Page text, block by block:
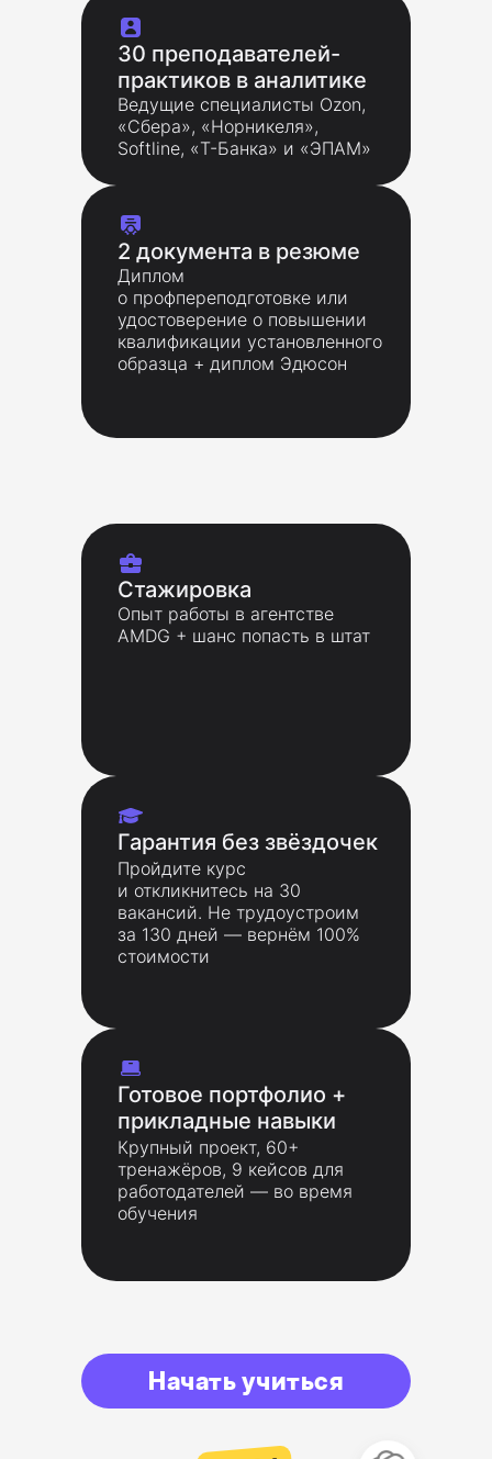
Начать учиться
30 преподавателей-
практиков в аналитике
Ведущие специалисты Ozon,
«Сбера», «Норникеля»,
Softline, «Т-Банка» и «ЭПАМ»
2 документа в резюме
Диплом
о профпереподготовке или
удостоверение о повышении
квалификации установленного
образца + диплом Эдюсон
Стажировка
Опыт работы в агентстве
AMDG + шанс попасть в штат
Гарантия без звёздочек
Пройдите курс
и откликнитесь на 30
вакансий. Не трудоустроим
за 130 дней — вернём 100%
стоимости
Готовое портфолио +
прикладные навыки
Крупный проект, 60+
тренажёров, 9 кейсов для
работодателей — во время
обучения